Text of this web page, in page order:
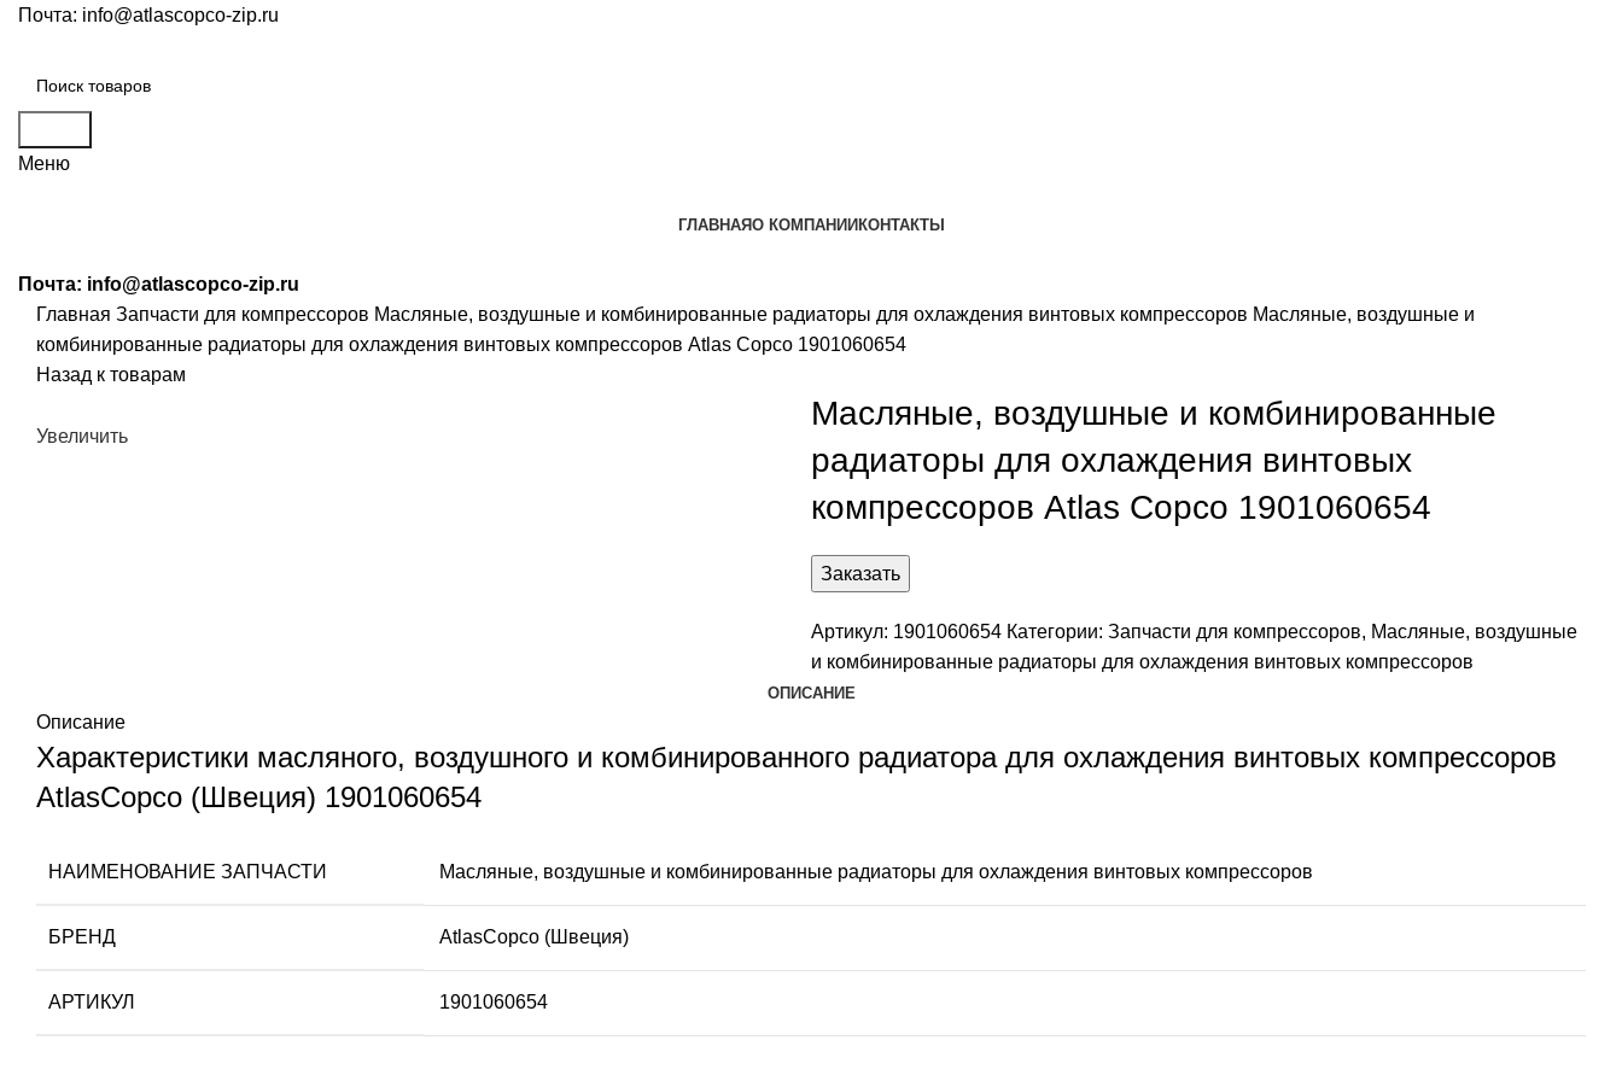
Почта: info@atlascopco-zip.ru
Меню
ГЛАВНАЯО КОМПАНИИ КОНТАКТЫ
Почта: info@atlascopco-zip.ru
Главная Запчасти для компрессоров Масляные, воздушные и комбинированные радиаторы для охлаждения винтовых компрессоров Масляные, воздушные и
комбинированные радиаторы для охлаждения винтовых компрессоров Atlas Copco 1901060654
Назад к товарам
Увеличить
Масляные, воздушные и комбинированные
радиаторы для охлаждения винтовых
компрессоров Atlas Copco 1901060654
Заказать
Артикул: 1901060654 Категории: Запчасти для компрессоров, Масляные, воздушные
и комбинированные радиаторы для охлаждения винтовых компрессоров
ОПИСАНИЕ
Описание
Характеристики масляного, воздушного и комбинированного радиатора для охлаждения винтовых компрессоров
AtlasCopco (Швеция) 1901060654
НАИМЕНОВАНИЕ ЗАПЧАСТИ Масляные, воздушные и комбинированные радиаторы для охлаждения винтовых компрессоров
БРЕНД AtlasCopco (Швеция)
АРТИКУЛ 1901060654